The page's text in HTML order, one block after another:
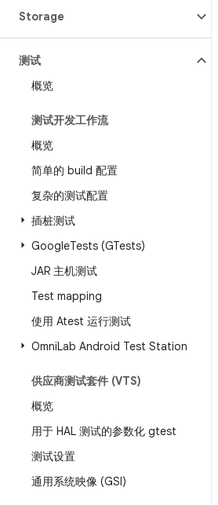
Storage
测试
概览
测试开发工作流
概览
简单的 build 配置
复杂的测试配置
插桩测试
GoogleTests (GTests)
JAR 主机测试
Test mapping
使用 Atest 运行测试
OmniLab Android Test Station
供应商测试套件 (VTS)
概览
用于 HAL 测试的参数化 gtest
测试设置
通用系统映像 (GSI)